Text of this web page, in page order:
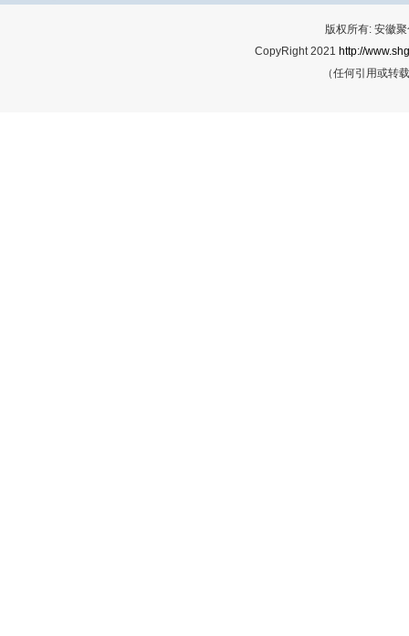
版权所有: 安徽
CopyRight 2021 http://
（任何引用或转